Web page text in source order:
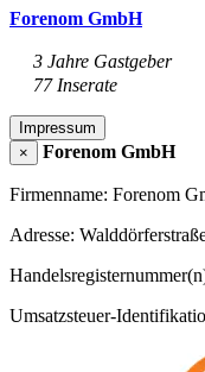
Forenom GmbH
3 Jahre Gastgeber
77 Inserate
Impressum
×
Forenom GmbH
Firmenname: Forenom
Adresse:
Umsatzsteuer-